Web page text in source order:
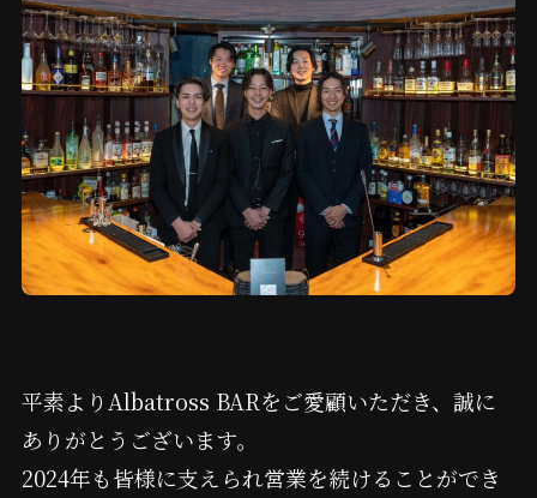
平素よりAlbatross BARをご愛顧いただき、誠に
ありがとうございます。
2024年も皆様に支えられ営業を続けることができ